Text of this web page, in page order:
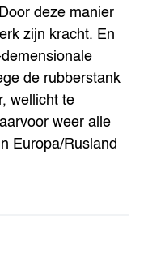
Door deze manier
zijn kracht. En
de rubberstank
wellicht te
weer alle
Europa/Rusland